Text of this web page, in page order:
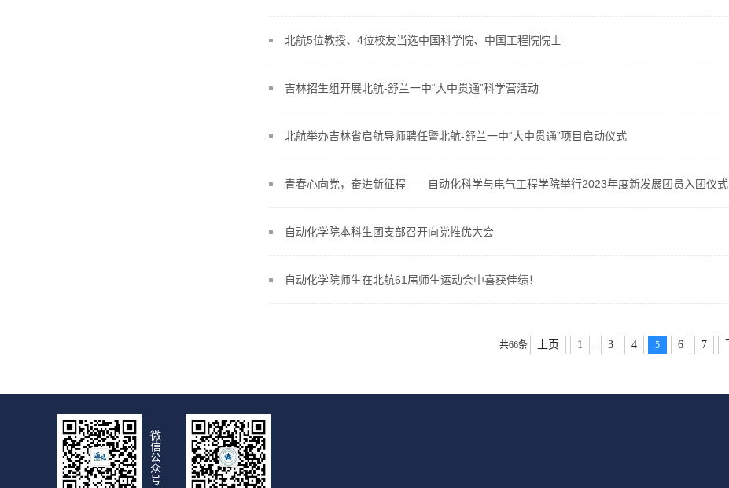
北航5位教授、4位校友当选中国科学院、中国工程院院士
吉林招生组开展北航-舒兰一中“大中贯通”科学营活动
北航举办吉林省启航导师聘任暨北航-舒兰一中“大中贯通”项目启动仪式
青春心向党，奋进新征程——自动化科学与电气工程学院举行2023年度新发展团员入团仪式
自动化学院本科生团支部召开向党推优大会
自动化学院师生在北航61届师生运动会中喜获佳绩！
共66条 上页 1 3 4 5 6 7
微
信
公
众
号